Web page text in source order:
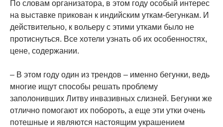
По словам организатора, в этом году особый интерес
на выставке прикован к индийским уткам-бегункам. И
действительно, к вольеру с этими утками было не
протиснуться. Все хотели узнать об их особенностях,
цене, содержании.
– В этом году один из трендов – именно бегунки, ведь
многие ищут способы решать проблему
заполонивших Литву инвазивных слизней. Бегунки же
отлично помогают их побороть, а еще эти утки очень
потешные и являются настоящим украшением